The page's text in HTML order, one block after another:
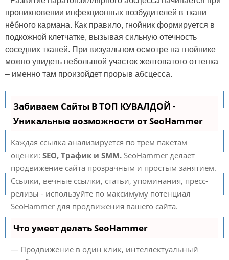
проникновении инфекционных возбудителей в ткани
нёбного кармана. Как правило, гнойник формируется в
подкожной клетчатке, вызывая сильную отечность
соседних тканей. При визуальном осмотре на гнойнике
можно увидеть небольшой участок желтоватого оттенка
– именно там произойдет прорыв абсцесса.
Забиваем Сайты В ТОП КУВАЛДОЙ -
Уникальные возможности от SeoHammer
Каждая ссылка анализируется по трем пакетам
оценки: SEO, Трафик и SMM. SeoHammer делает
продвижение сайта прозрачным и простым занятием.
Ссылки, вечные ссылки, статьи, упоминания, пресс-
релизы - используйте по максимуму потенциал
SeoHammer для продвижения вашего сайта.
Что умеет делать SeoHammer
— Продвижение в один клик, интеллектуальный